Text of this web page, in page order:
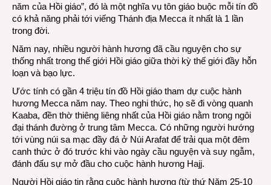
giáo
địa
năm của Hồi giáo”, đó là một nghĩa vụ tôn giáo buộc mỗi tín đồ
có khả năng phải tới viếng Thánh địa Mecca ít nhất là 1 lần
trong đời.
Năm nay, nhiều người hành hương đã cầu nguyện cho sự
thống nhất trong thế giới Hồi giáo giữa thời kỳ thế giới đầy hỗn
loạn và bạo lực.
Ước tính có gần 4 triệu tín đồ Hồi giáo tham dự cuộc hành
hương Mecca năm nay. Theo nghi thức, họ sẽ đi vòng quanh
Kaaba, đền thờ thiêng liêng nhất của Hồi giáo nằm trong ngôi
đại thánh đường ở trung tâm Mecca. Có những người hướng
tới vùng núi sa mạc đầy đá ở Núi Arafat để trải qua một đêm
canh thức ở đó trước khi vào ngày cầu nguyện và suy ngẫm,
đánh đấu sự mở đầu cho cuộc hành hương Hajj.
Người Hồi giáo tin rằng cuộc hành hương (từ thứ Năm 25-10